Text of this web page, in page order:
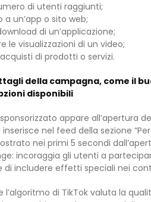
di utenti raggiunti;
un’app o sito web;
di un’applicazione;
le visualizzazioni di un video;
di prodotti o servizi.
della campagna, come il
disponibili
appare all’apertura
nel feed della sezione “Per
nei primi 5 secondi
incoraggia gli utenti a
di includere effetti speciali nei
di TikTok valuta la